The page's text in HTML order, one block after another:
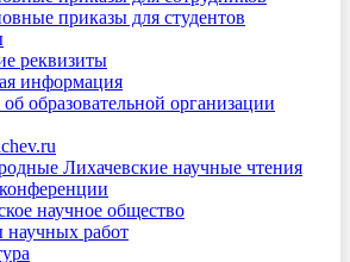
приказы для студентов
реквизиты
информация
образовательной организации
Лихачевские научные чтения
научное общество
научных работ